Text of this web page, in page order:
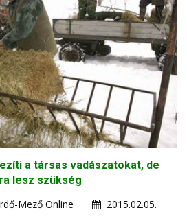
a társas vadászatokat, de
lesz szükség
Mező Online
2015.02.05.